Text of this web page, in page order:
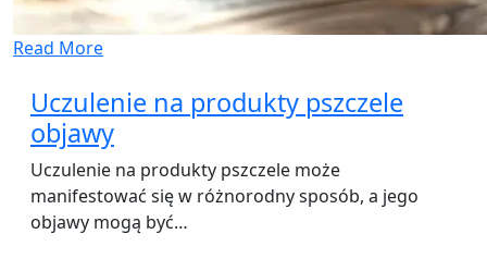
Read More
Uczulenie na produkty pszczele
objawy
Uczulenie na produkty pszczele może
manifestować się w różnorodny sposób, a jego
objawy mogą być…